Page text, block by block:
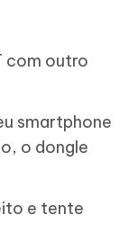
com outro
smartphone
o dongle
e tente